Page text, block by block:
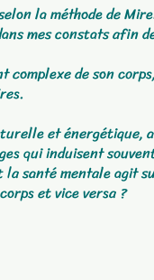
la méthode de
mes constatsafin
de son
et énergétique,
qui induisent
santé mentale agit
et vice versa ?